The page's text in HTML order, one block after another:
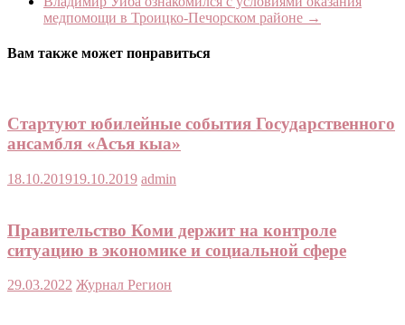
медпомощи в Троицко-Печорском районе →
Вам также может понравиться
Стартуют юбилейные события Государственного
ансамбля «Асъя кыа»
18.10.201919.10.2019 admin
Правительство Коми держит на контроле
ситуацию в экономике и социальной сфере
29.03.2022 Журнал Регион